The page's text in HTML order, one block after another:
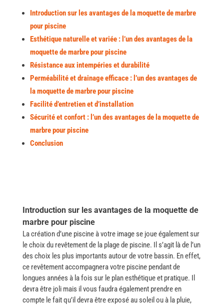
Introduction sur les avantages de la moquette de marbre
pour piscine
Esthétique naturelle et variée : l’un des avantages de la
moquette de marbre pour piscine
Résistance aux intempéries et durabilité
Perméabilité et drainage efficace : l’un des avantages de
la moquette de marbre pour piscine
Facilité d’entretien et d’installation
Sécurité et confort : l’un des avantages de la moquette de
marbre pour piscine
Conclusion
Introduction sur les avantages de la moquette de
marbre pour piscine
La​‍​‌‍​‍‌ création d’une piscine à votre image se joue également sur
le choix du revêtement de la plage de piscine. Il s’agit là de l’un
des choix les plus importants autour de votre bassin. En effet,
ce revêtement accompagnera votre piscine pendant de
longues années à la fois sur le plan esthétique et pratique. Il
devra être joli mais il vous faudra également prendre en
compte le fait qu’il devra être exposé au soleil ou à la pluie,